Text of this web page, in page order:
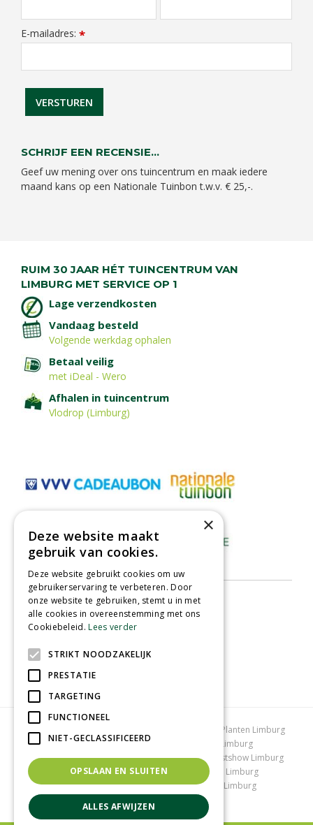
E-mailadres: *
SCHRIJF EEN RECENSIE...
Geef uw mening over ons tuincentrum en maak iedere
maand kans op een Nationale Tuinbon t.w.v. € 25,-.
RUIM 30 JAAR HÉT TUINCENTRUM VAN
LIMBURG MET SERVICE OP 1
Lage verzendkosten
Vandaag besteld
Volgende werkdag ophalen
Betaal veilig
met iDeal - Wero
Afhalen in tuincentrum
Vlodrop (Limburg)
Tuincentrum Limburg
Planten Limburg
Bomen en struiken Limburg
Tuinplanten Limburg
Tuincentrum Vlodrop Gartencenter Vlodrop
Kerstshow Limburg
Kerstverlichting Lemax huisjes
Vijvervissen Limburg
Graszoden kopen Limburg Tuinmeubelen Limburg
Tuincentrum Roermond
×
Deze website maakt
gebruik van cookies.
Deze website gebruikt cookies om uw
gebruikerservaring te verbeteren. Door
onze website te gebruiken, stemt u in met
alle cookies in overeenstemming met ons
Cookiebeleid.Lees verder
STRIKT NOODZAKELIJK
PRESTATIE
TARGETING
FUNCTIONEEL
NIET-GECLASSIFICEERD
OPSLAAN EN SLUITEN
ALLES AFWIJZEN